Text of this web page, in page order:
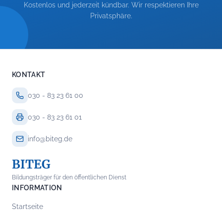
Kostenlos und jederzeit kündbar. Wir respektieren Ihre
Privatsphäre.
KONTAKT
030 - 83 23 61 00
030 - 83 23 61 01
info@biteg.de
BITEG
Bildungsträger für den öffentlichen Dienst
INFORMATION
Startseite